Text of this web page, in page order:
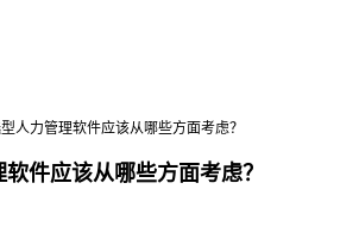
人力管理软件应该从哪些方面考虑？
件应该从哪些方面考虑？